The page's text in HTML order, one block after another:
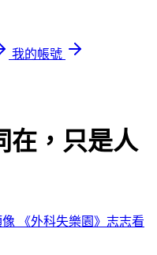
我的帳號
在，只是人
《外科失樂園》志志看